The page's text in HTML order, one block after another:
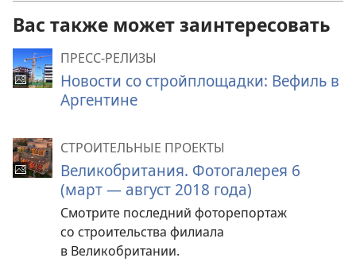
Вас также может заинтересовать
ПРЕСС-РЕЛИЗЫ
Новости со стройплощадки: Вефиль в
Аргентине
СТРОИТЕЛЬНЫЕ ПРОЕКТЫ
Великобритания. Фотогалерея 6
(март — август 2018 года)
Смотрите последний фоторепортаж
со строительства филиала
в Великобритании.